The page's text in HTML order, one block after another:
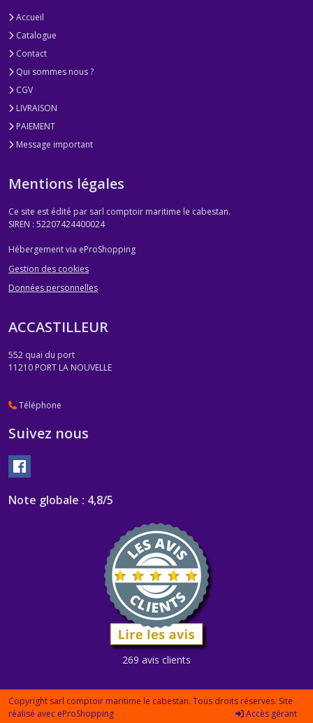
Accueil
Catalogue
Contact
Qui sommes nous ?
CGV
LIVRAISON
PAIEMENT
Message important
Mentions légales
Ce site est édité par sarl comptoir maritime le cabestan.
SIREN : 52207424400024
Hébergement via eProShopping
Gestion des cookies
Données personnelles
ACCASTILLEUR
552 quai du port
11210 PORT LA NOUVELLE
Téléphone
Suivez nous
Note globale : 4,8/5
269 avis clients
Copyright sarl comptoir maritime le cabestan. Tous droits réservés. Site
réalisé avec eProShopping Accès gérant